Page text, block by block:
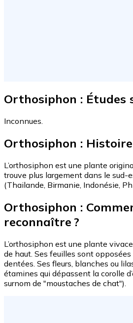
Orthosiphon : Études
Inconnues.
Orthosiphon : Histoire
L’orthosiphon est une plante
trouve plus largement dans le sud-
(Thailande, Birmanie, Indonésie,
Orthosiphon :
reconnaître ?
L’orthosiphon est une plante
de haut. Ses feuilles sont
dentées. Ses fleurs, blanches ou
étamines qui dépassent la corolle
surnom de "moustaches de chat").